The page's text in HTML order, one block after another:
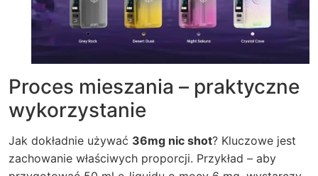
Proces mieszania – praktyczne
wykorzystanie
Jak dokładnie używać 36mg nic shot? Kluczowe jest
zachowanie właściwych proporcji. Przykład – aby